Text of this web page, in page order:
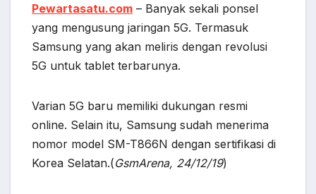
Pewartasatu.com – Banyak sekali ponsel
yang mengusung jaringan 5G. Termasuk
Samsung yang akan meliris dengan revolusi
5G untuk tablet terbarunya.
Varian 5G baru memiliki dukungan resmi
online. Selain itu, Samsung sudah menerima
nomor model SM-T866N dengan sertifikasi di
Korea Selatan.(GsmArena, 24/12/19)